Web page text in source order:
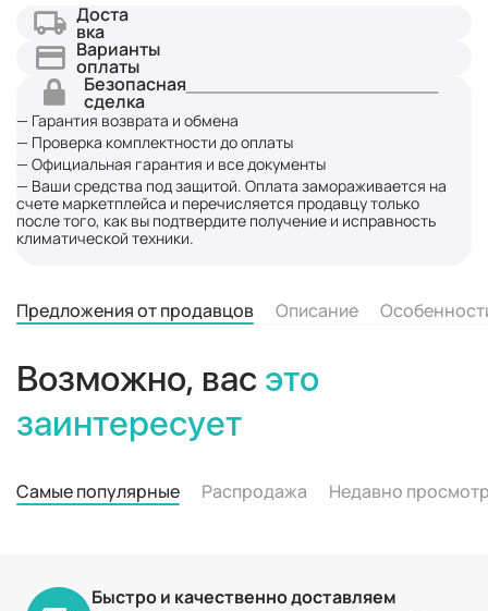
Доста
вка
Варианты
оплаты
Безопасная
сделка
— Гарантия возврата и обмена
— Проверка комплектности до оплаты
— Официальная гарантия и все документы
— Ваши средства под защитой. Оплата замораживается на
счете маркетплейса и перечисляется продавцу только
после того, как вы подтвердите получение и исправность
климатической техники.
Предложения от продавцов Описание
Возможно, вас это
заинтересует
Самые популярные Распродажа Недавно
Быстро и качественно доставляем